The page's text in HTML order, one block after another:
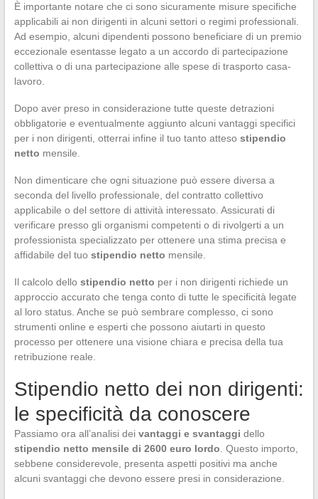
È importante notare che ci sono sicuramente misure specifiche
applicabili ai non dirigenti in alcuni settori o regimi professionali.
Ad esempio, alcuni dipendenti possono beneficiare di un premio
eccezionale esentasse legato a un accordo di partecipazione
collettiva o di una partecipazione alle spese di trasporto casa-
lavoro.
Dopo aver preso in considerazione tutte queste detrazioni
obbligatorie e eventualmente aggiunto alcuni vantaggi specifici
per i non dirigenti, otterrai infine il tuo tanto atteso stipendio
netto mensile.
Non dimenticare che ogni situazione può essere diversa a
seconda del livello professionale, del contratto collettivo
applicabile o del settore di attività interessato. Assicurati di
verificare presso gli organismi competenti o di rivolgerti a un
professionista specializzato per ottenere una stima precisa e
affidabile del tuo stipendio netto mensile.
Il calcolo dello stipendio netto per i non dirigenti richiede un
approccio accurato che tenga conto di tutte le specificità legate
al loro status. Anche se può sembrare complesso, ci sono
strumenti online e esperti che possono aiutarti in questo
processo per ottenere una visione chiara e precisa della tua
retribuzione reale.
Stipendio netto dei non dirigenti:
le specificità da conoscere
Passiamo ora all’analisi dei vantaggi e svantaggi dello
stipendio netto mensile di 2600 euro lordo . Questo importo,
sebbene considerevole, presenta aspetti positivi ma anche
alcuni svantaggi che devono essere presi in considerazione.